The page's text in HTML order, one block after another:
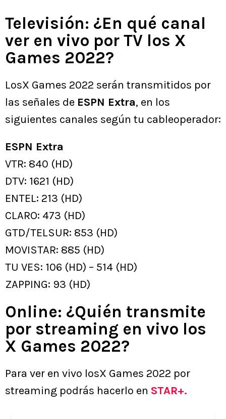
Televisión: ¿En qué canal
ver en vivo por TV los X
Games 2022?
LosX Games 2022 serán transmitidos por
las señales de ESPN Extra, en los
siguientes canales según tu cableoperador:
ESPN Extra
VTR: 840 (HD)
DTV: 1621 (HD)
ENTEL: 213 (HD)
CLARO: 473 (HD)
GTD/TELSUR: 853 (HD)
MOVISTAR: 885 (HD)
TU VES: 106 (HD) – 514 (HD)
ZAPPING: 93 (HD)
Online: ¿Quién transmite
por streaming en vivo los
X Games 2022?
Para ver en vivo losX Games 2022 por
streaming podrás hacerlo en STAR+.